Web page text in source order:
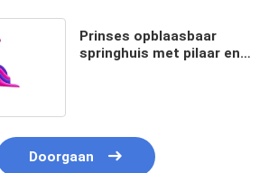
Prinses opblaasbaar
springhuis met pilaar en
Doorgaan